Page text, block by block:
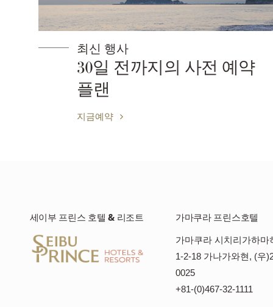
최신 행사
30일 전까지의 사전 예약
플랜
지금예약
세이부 프린스 호텔 & 리조트 가마쿠라 프린스호텔
가마쿠라 시치리가하마
1-2-18 가나가와현, (우
0025
+81-(0)467-32-1111